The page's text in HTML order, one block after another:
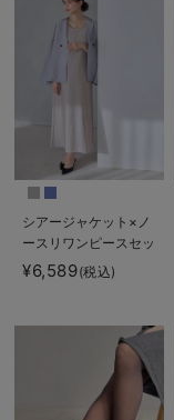
シアージャケット×ノ
ースリワンピースセッ
ト マタニティ・産後
【産後も長く着れる】
ズマダム）
¥6,589(税込)